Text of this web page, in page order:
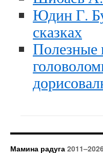
Юдин Г.
сказках
Полезные
Мамина радуга